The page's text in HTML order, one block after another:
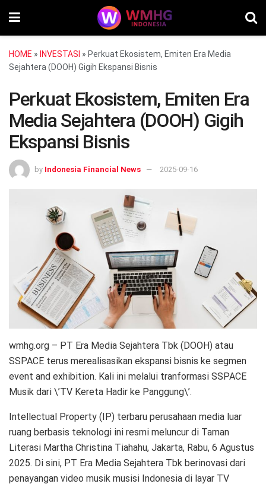
HOME » INVESTASI » Perkuat Ekosistem, Emiten Era Media
Sejahtera (DOOH) Gigih Ekspansi Bisnis
Perkuat Ekosistem, Emiten Era
Media Sejahtera (DOOH) Gigih
Ekspansi Bisnis
by Indonesia Financial News 2025-09-16
wmhg.org – PT Era Media Sejahtera Tbk (DOOH) atau
SSPACE terus merealisasikan ekspansi bisnis ke segmen
event and exhibition. Kali ini melalui tranformasi SSPACE
Musik dari \’TV Kereta Hadir ke Panggung\’.
Intellectual Property (IP) terbaru perusahaan media luar
ruang berbasis teknologi ini resmi meluncur di Taman
Literasi Martha Christina Tiahahu, Jakarta, Rabu, 6 Agustus
2025. Di sini, PT Era Media Sejahtera Tbk berinovasi dari
penayangan video musik musisi Indonesia di layar TV